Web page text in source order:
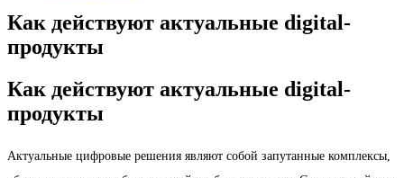
Как действуют актуальные digital-
продукты
Как действуют актуальные digital-
продукты
Актуальные цифровые решения являют собой запутанные комплексы,